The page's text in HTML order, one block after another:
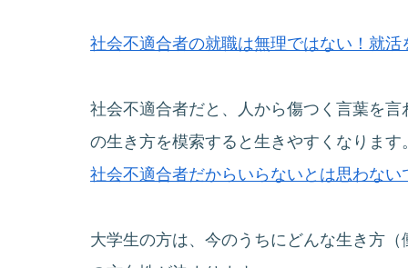
社会不適合者の就職は無理ではない！就
社会不適合者だと、人から傷つく言葉を
の生き方を模索すると生きやすくなります
社会不適合者だからいらないとは思わな
大学生の方は、今のうちにどんな生き方